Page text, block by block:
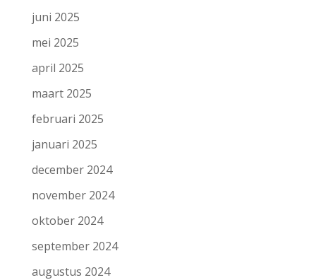
juni 2025
mei 2025
april 2025
maart 2025
februari 2025
januari 2025
december 2024
november 2024
oktober 2024
september 2024
augustus 2024